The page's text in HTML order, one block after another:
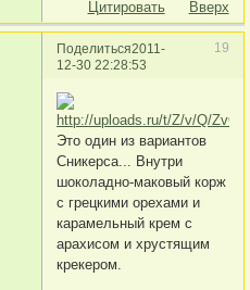
Цитировать Вверх
Поделиться 19
2011-
12-30 22:28:53
Это один из вариантов
Сникерса... Внутри
шоколадно-маковый корж
с грецкими орехами и
карамельный крем с
арахисом и хрустящим
крекером.